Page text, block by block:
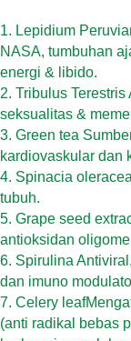
1. Lepidium
NASA, tumbuhan
energi & libido.
2. Tribulus
seksualitas &
3. Green tea
kardiovaskular dan
4. Spinacia
tubuh.
5. Grape seed
antioksidan
6. Spirulina
dan imuno
7. Celery
(anti radikal bebas